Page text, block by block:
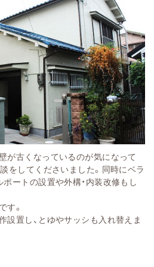
が古くなっているのが気になって
をしてくださいました。同時にベラ
ートの設置や外構・内装改修もし
す。
設置し、とゆやサッシも入れ替えま